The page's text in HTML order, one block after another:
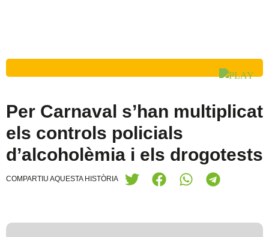
Per Carnaval s’han multiplicat
els controls policials
d’alcoholèmia i els drogotests
COMPARTIU AQUESTA HISTÒRIA